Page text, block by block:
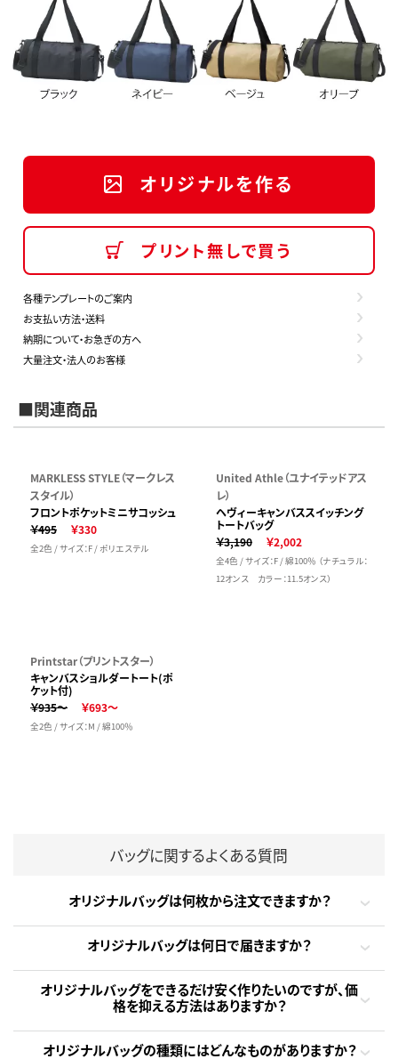
オリジナルを作る
プリント無しで買う
各種テンプレートのご案内
お支払い方法・送料
納期について・お急ぎの方へ
大量注文・法人のお客様
■関連商品
MARKLESS STYLE（マークレス
スタイル）
フロントポケットミニサコッシュ
￥495
￥330
全2色 / サイズ：F / ポリエステル
United Athle（ユナイテッドアス
レ）
ヘヴィーキャンバススイッチング
トートバッグ
￥3,190
￥2,002
全4色 / サイズ：F / 綿100％ （ナチュラル：
12オンス カラー：11.5オンス）
Printstar（プリントスター）
キャンバスショルダートート(ポ
ケット付)
￥935～
￥693～
全2色 / サイズ：M / 綿100％
バッグに関するよくある質問
オリジナルバッグは何枚から注文できますか？
オリジナルバッグは何日で届きますか？
オリジナルバッグをできるだけ安く作りたいのですが、価
格を抑える方法はありますか？
オリジナルバッグの種類にはどんなものがありますか？